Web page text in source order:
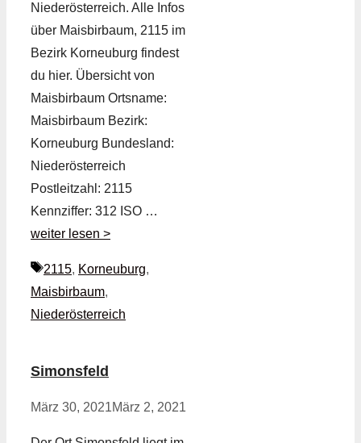
Niederösterreich. Alle Infos
über Maisbirbaum, 2115 im
Bezirk Korneuburg findest
du hier. Übersicht von
Maisbirbaum Ortsname:
Maisbirbaum Bezirk:
Korneuburg Bundesland:
Niederösterreich
Postleitzahl: 2115
Kennziffer: 312 ISO …
weiter lesen >
Schlagwörter
2115, Korneuburg,
Maisbirbaum,
Niederösterreich
Simonsfeld
März 30, 2021März 2, 2021